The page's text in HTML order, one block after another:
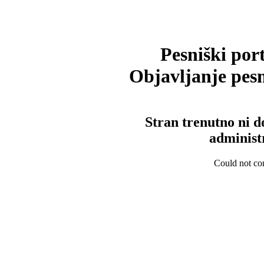
Pesniški
Objavljanje
Stran trenutno ni
Could not